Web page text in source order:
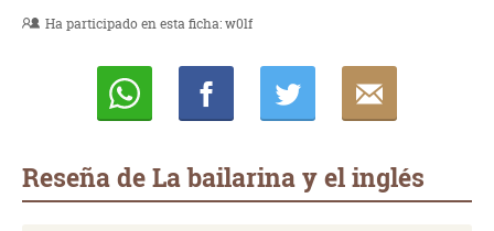
Ha participado en esta ficha:w0lf
Reseña de La bailarina y el inglés